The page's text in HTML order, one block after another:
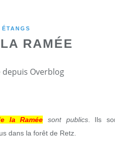
RAMÉE
depuis Overblog
la Ramée sont publics. Ils
dans la forêt de Retz.